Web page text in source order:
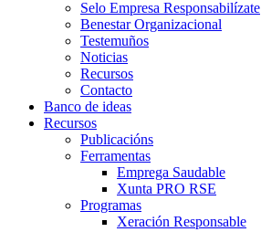
Selo Empresa Responsabilízate
Benestar Organizacional
Testemuños
Noticias
Recursos
Contacto
Banco de ideas
Recursos
Publicacións
Ferramentas
Emprega Saudable
Xunta PRO RSE
Programas
Xeración Responsable